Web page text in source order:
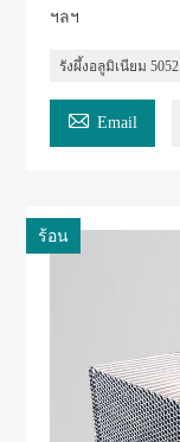
ฯลฯ
รังผึ้งอลูมิเนียม 5052
 Email
ร้อน